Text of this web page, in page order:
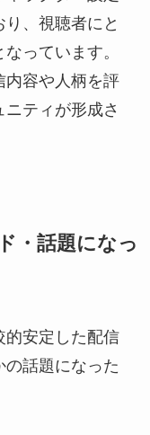
、視聴者にと
っています。
内容や人柄を評
ティが形成さ
・話題になっ
的安定した配信
話題になった